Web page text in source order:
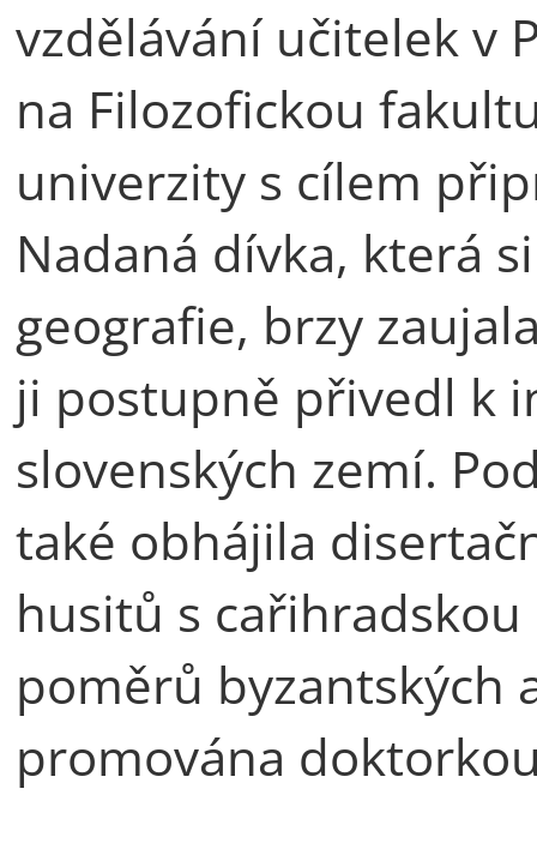
vzdělávání učitelek v
na Filozofickou
univerzity s cílem
Nadaná dívka, která
geografie, brzy
ji postupně přivedl k
slovenských zemí.
také obhájila
husitů s
poměrů byzantských
promována